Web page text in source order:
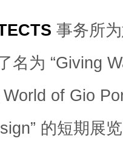
事务所
名为 “Giving
of Gio
的短期展